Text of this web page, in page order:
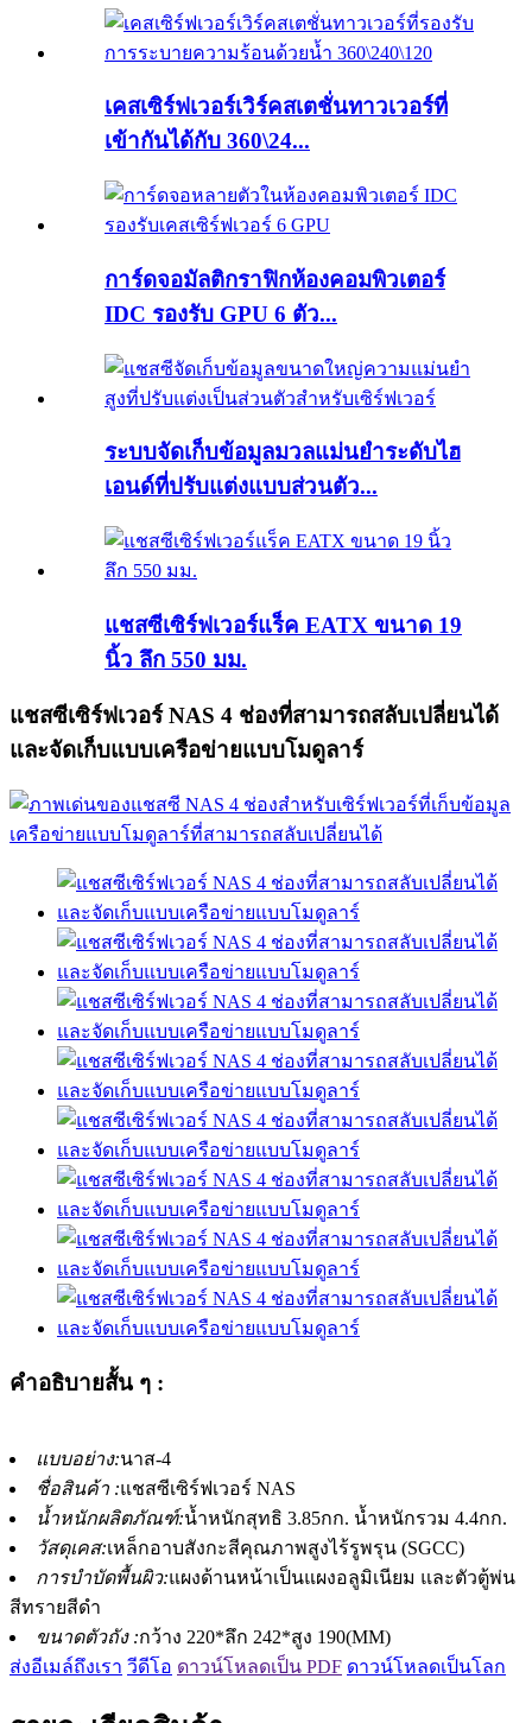
เคสเซิร์ฟเวอร์เวิร์คสเตชั่นทาวเวอร์ที่
เข้ากันได้กับ 360\24...
การ์ดจอมัลติกราฟิกห้องคอมพิวเตอร์
IDC รองรับ GPU 6 ตัว...
ระบบจัดเก็บข้อมูลมวลแม่นยำระดับไฮ
เอนด์ที่ปรับแต่งแบบส่วนตัว...
แชสซีเซิร์ฟเวอร์แร็ค EATX ขนาด 19
นิ้ว ลึก 550 มม.
แชสซีเซิร์ฟเวอร์ NAS 4 ช่องที่สามารถสลับเปลี่ยนได้
และจัดเก็บแบบเครือข่ายแบบโมดูลาร์
คำอธิบายสั้น ๆ :
แบบอย่าง:นาส-4
ชื่อสินค้า :แชสซีเซิร์ฟเวอร์ NAS
น้ำหนักผลิตภัณฑ์:น้ำหนักสุทธิ 3.85กก. น้ำหนักรวม 4.4กก.
วัสดุเคส:เหล็กอาบสังกะสีคุณภาพสูงไร้รูพรุน (SGCC)
การบำบัดพื้นผิว:แผงด้านหน้าเป็นแผงอลูมิเนียม และตัวตู้พ่น
สีทรายสีดำ
ขนาดตัวถัง :กว้าง 220*ลึก 242*สูง 190(MM)
ส่งอีเมล์ถึงเรา วีดีโอ ดาวน์โหลดเป็น PDF ดาวน์โหลดเป็นโลก